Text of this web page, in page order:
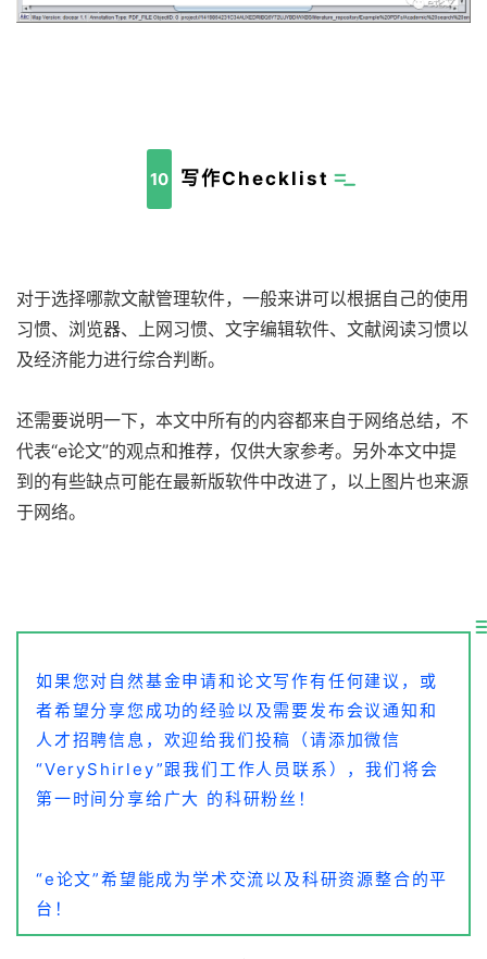
10 写作Checklist
对于选择哪款文献管理软件，一般来讲可以根据自己的使用
习惯、浏览器、上网习惯、文字编辑软件、文献阅读习惯以
及经济能力进行综合判断。
还需要说明一下，本文中所有的内容都来自于网络总结，不
代表“e论文”的观点和推荐，仅供大家参考。另外本文中提
到的有些缺点可能在最新版软件中改进了，以上图片也来源
于网络。
如果您对自然基金申请和论文写作有任何建议，或
者希望分享您成功的经验以及需要发布会议通知和
人才招聘信息，欢迎给我们投稿（请添加微信
“VeryShirley”跟我们工作人员联系），我们将会
第一时间分享给广大 的科研粉丝！
“e论文”希望能成为学术交流以及科研资源整合的平
台！